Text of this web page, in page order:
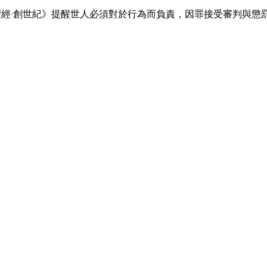
·創世紀》提醒世人必須對於行為而負責，因罪接受審判與懲